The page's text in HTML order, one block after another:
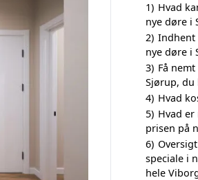
1) Hvad
nye døre i
2) Indhent
nye døre i
3) Få
Sjørup, du
4) Hvad
5) Hvad
prisen på
6)
speciale i
hele